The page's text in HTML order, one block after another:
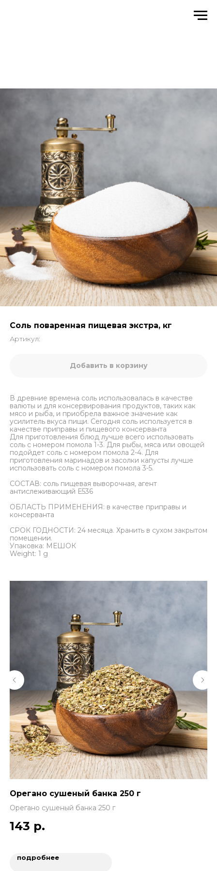
Соль поваренная пищевая экстра, кг
Артикул:
Добавить в корзину
В древние времена соль использовалась в качестве
валюты и для консервирования продуктов, таких как
мясо и рыба, и приобрела важное значение как
усилитель вкуса пищи. Сегодня соль используется в
качестве приправы и пищевого консерванта
Для приготовления блюд лучше всего использовать
соль с номером помола 1-3. Для рыбы, мяса или овощей
подойдет соль с номером помола 2-4. Для
приготовления маринадов и засолки капусты лучше
использовать соль с номером помола 3-5.
СОСТАВ: соль пищевая выворочная, агент
антислеживающий Е536
ОБЛАСТЬ ПРИМЕНЕНИЯ: в качестве приправы и
консерванта
СРОК ГОДНОСТИ: 24 месяца. Хранить в сухом закрытом
помещении.
Упаковка: МЕШОК
Weight: 1 g
Орегано сушеный банка 250 г
Орегано сушеный банка 250 г
143 р.
подробнее